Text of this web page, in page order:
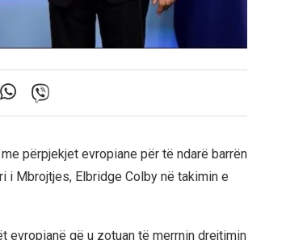
përpjekjet evropiane për të ndarë barrën
Mbrojtjes, Elbridge Colby në takimin e
evropianë që u zotuan të merrnin drejtimin